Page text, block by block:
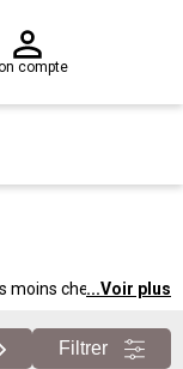
compte
moins cher les jouets
...Voir plus
Filtrer